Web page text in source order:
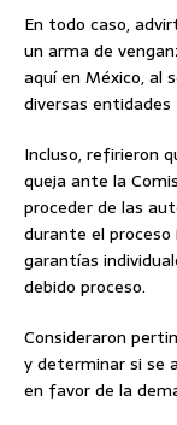
En todo caso,
un arma de
aquí en México, al
diversas
Incluso, refirieron
queja ante la
proceder de las
durante el proceso
garantías
debido proceso.
Consideraron
y determinar si se
en favor de la